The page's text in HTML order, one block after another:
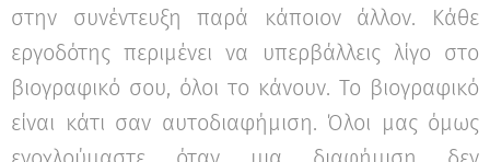
στην συνέντευξη παρά κάποιον άλλον. Κάθε
εργοδότης περιμένει να υπερβάλλεις λίγο στο
βιογραφικό σου, όλοι το κάνουν. Το βιογραφικό
είναι κάτι σαν αυτοδιαφήμιση. Όλοι μας όμως